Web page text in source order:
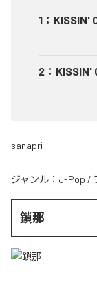
1 ： KISSIN'
2 ： KISSIN'
sanapri
ジャンル： J-Pop /
鎖那